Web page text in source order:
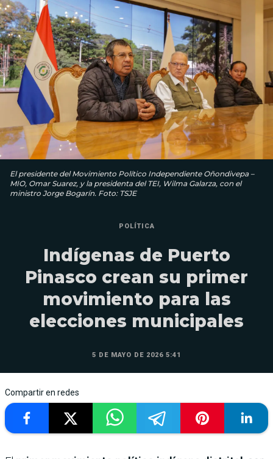
El presidente del Movimiento Político Independiente Oñondivepa –
MIO, Omar Suarez, y la presidenta del TEI, Wilma Galarza, con el
ministro Jorge Bogarín. Foto: TSJE
POLÍTICA
Indígenas de Puerto
Pinasco crean su primer
movimiento para las
elecciones municipales
5 DE MAYO DE 2026 5:41
Compartir en redes